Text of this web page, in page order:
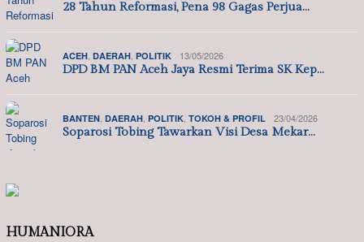
28 Tahun Reformasi, Pena 98 Gagas Perjua…
ACEH DAERAH POLITIK 13/05/2026
DPD BM PAN Aceh Jaya Resmi Terima SK Kep…
BANTEN DAERAH POLITIK TOKOH & PROFIL 23/04/2026
Soparosi Tobing Tawarkan Visi Desa Mekar…
HUMANIORA